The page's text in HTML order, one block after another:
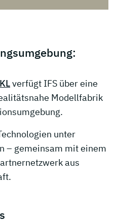
verfügt IFS über eine
Modellfabrik
unter
– gemeinsam mit einem
aus